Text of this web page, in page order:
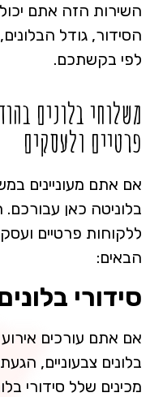
השירות הזה אתם
הסידור, גודל
לפי בקשתכם.
משלוחי בלונים
פרטיים ולעסקים
אם אתם מעוניינים
בלוניטה כאן
ללקוחות פרטיים
הבאים:
סידורי
אם אתם עורכים אירוע
בלונים צבעוניים,
מכינים שלל סידורי